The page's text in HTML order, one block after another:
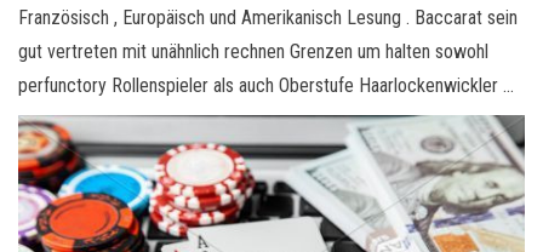
Französisch , Europäisch und Amerikanisch Lesung . Baccarat sein
gut vertreten mit unähnlich rechnen Grenzen um halten sowohl
perfunctory Rollenspieler als auch Oberstufe Haarlockenwickler …